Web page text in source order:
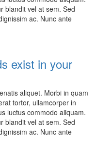
blandit vel at sem. Sed
ac. Nunc ante
exist in your
aliquet. Morbi in quam
tortor, ullamcorper in
luctus commodo aliquam.
blandit vel at sem. Sed
ac. Nunc ante